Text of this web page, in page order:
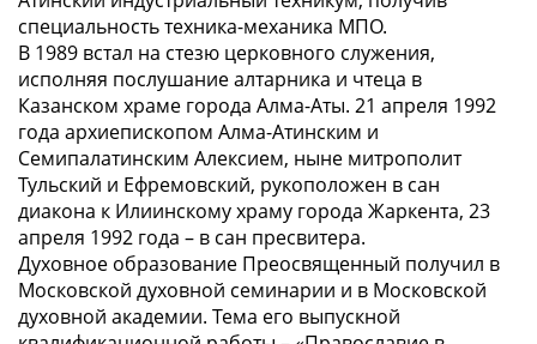
специальность техника-механика МПО.
В 1989 встал на стезю церковного служения,
исполняя послушание алтарника и чтеца в
Казанском храме города Алма-Аты. 21 апреля 1992
года архиепископом Алма-Атинским и
Семипалатинским Алексием, ныне митрополит
Тульский и Ефремовский, рукоположен в сан
диакона к Илиинскому храму города Жаркента, 23
апреля 1992 года – в сан пресвитера.
Духовное образование Преосвященный получил в
Московской духовной семинарии и в Московской
духовной академии. Тема его выпускной